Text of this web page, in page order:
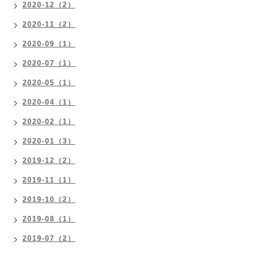
2020-12（2）
2020-11（2）
2020-09（1）
2020-07（1）
2020-05（1）
2020-04（1）
2020-02（1）
2020-01（3）
2019-12（2）
2019-11（1）
2019-10（2）
2019-08（1）
2019-07（2）